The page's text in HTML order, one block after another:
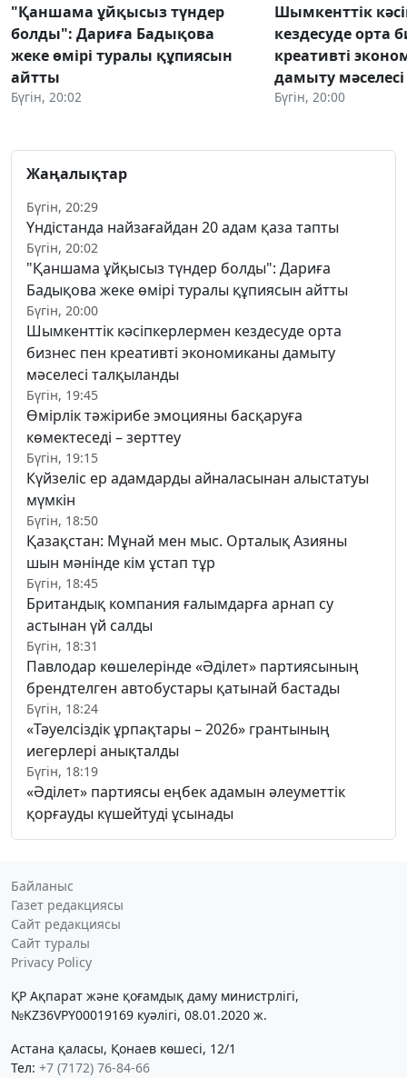
"Қаншама ұйқысыз түндер
болды": Дариға Бадықова
жеке өмірі туралы құпиясын
айтты
Бүгін, 20:02
Шымкенттік
кездесуде орта
креативті
дамыту
Бүгін, 20:00
Жаңалықтар
Бүгін, 20:29
Үндістанда найзағайдан 20 адам қаза тапты
Бүгін, 20:02
"Қаншама ұйқысыз түндер болды": Дариға
Бадықова жеке өмірі туралы құпиясын айтты
Бүгін, 20:00
Шымкенттік кәсіпкерлермен кездесуде орта
бизнес пен креативті экономиканы дамыту
мәселесі талқыланды
Бүгін, 19:45
Өмірлік тәжірибе эмоцияны басқаруға
көмектеседі – зерттеу
Бүгін, 19:15
Күйзеліс ер адамдарды айналасынан алыстатуы
мүмкін
Бүгін, 18:50
Қазақстан: Мұнай мен мыс. Орталық Азияны
шын мәнінде кім ұстап тұр
Бүгін, 18:45
Британдық компания ғалымдарға арнап су
астынан үй салды
Бүгін, 18:31
Павлодар көшелерінде «Әділет» партиясының
брендтелген автобустары қатынай бастады
Бүгін, 18:24
«Тәуелсіздік ұрпақтары – 2026» грантының
иегерлері анықталды
Бүгін, 18:19
«Әділет» партиясы еңбек адамын әлеуметтік
қорғауды күшейтуді ұсынады
Байланыс
Газет редакциясы
Сайт редакциясы
Сайт туралы
Privacy Policy
ҚР Ақпарат және қоғамдық даму министрлігі,
№KZ36VPY00019169 куәлігі, 08.01.2020 ж.
Астана қаласы, Қонаев көшесі, 12/1
Тел: +7 (7172) 76-84-66